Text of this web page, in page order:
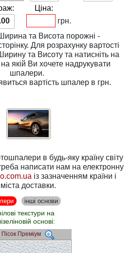
Ціна:
грн.
та Висота порожні -
вартості
та Висотута натисніть на
шпалери.
вартість шпалер в грн.
в будь-яку країну світу
із зазначенням країни і
міста доставки.
інші основи
текстури на
основі:
Преміум